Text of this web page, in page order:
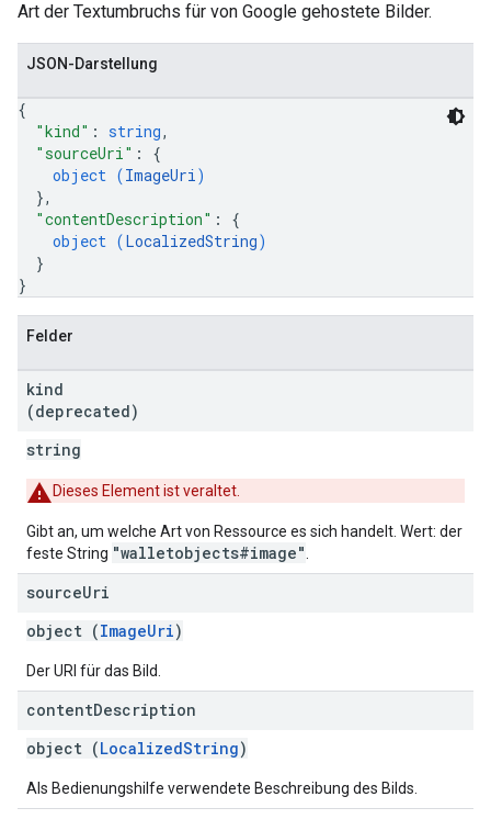
Art der Textumbruchs für von Google gehostete Bilder.
JSON-Darstellung
{
"kind" : string,
"sourceUri" : {
object (ImageUri)
},
"contentDescription" : {
object (LocalizedString)
}
}
Felder
kind
(deprecated)
string
Dieses Element ist veraltet.
Gibt an, um welche Art von Ressource es sich handelt. Wert: der
feste String "walletobjects#image"
sourceUri
object (ImageUri)
Der URI für das Bild.
contentDescription
object (LocalizedString)
Als Bedienungshilfe verwendete Beschreibung des Bilds.